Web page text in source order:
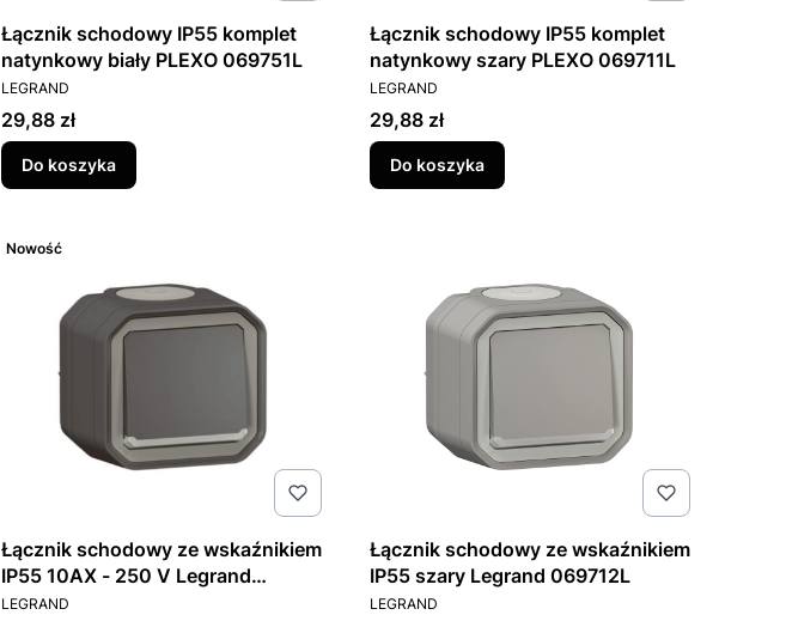
Łącznik schodowy IP55 komplet
natynkowy biały PLEXO 069751L
PRODUCENT
LEGRAND
Cena
29,88 zł
Do koszyka
Łącznik schodowy IP55 komplet
natynkowy szary PLEXO 069711L
PRODUCENT
LEGRAND
Cena
29,88 zł
Do koszyka
Nowość
Łącznik schodowy ze wskaźnikiem
IP55 10AX - 250 V Legrand
069721L
PRODUCENT
LEGRAND
Łącznik schodowy ze wskaźnikiem
IP55 szary Legrand 069712L
PRODUCENT
LEGRAND